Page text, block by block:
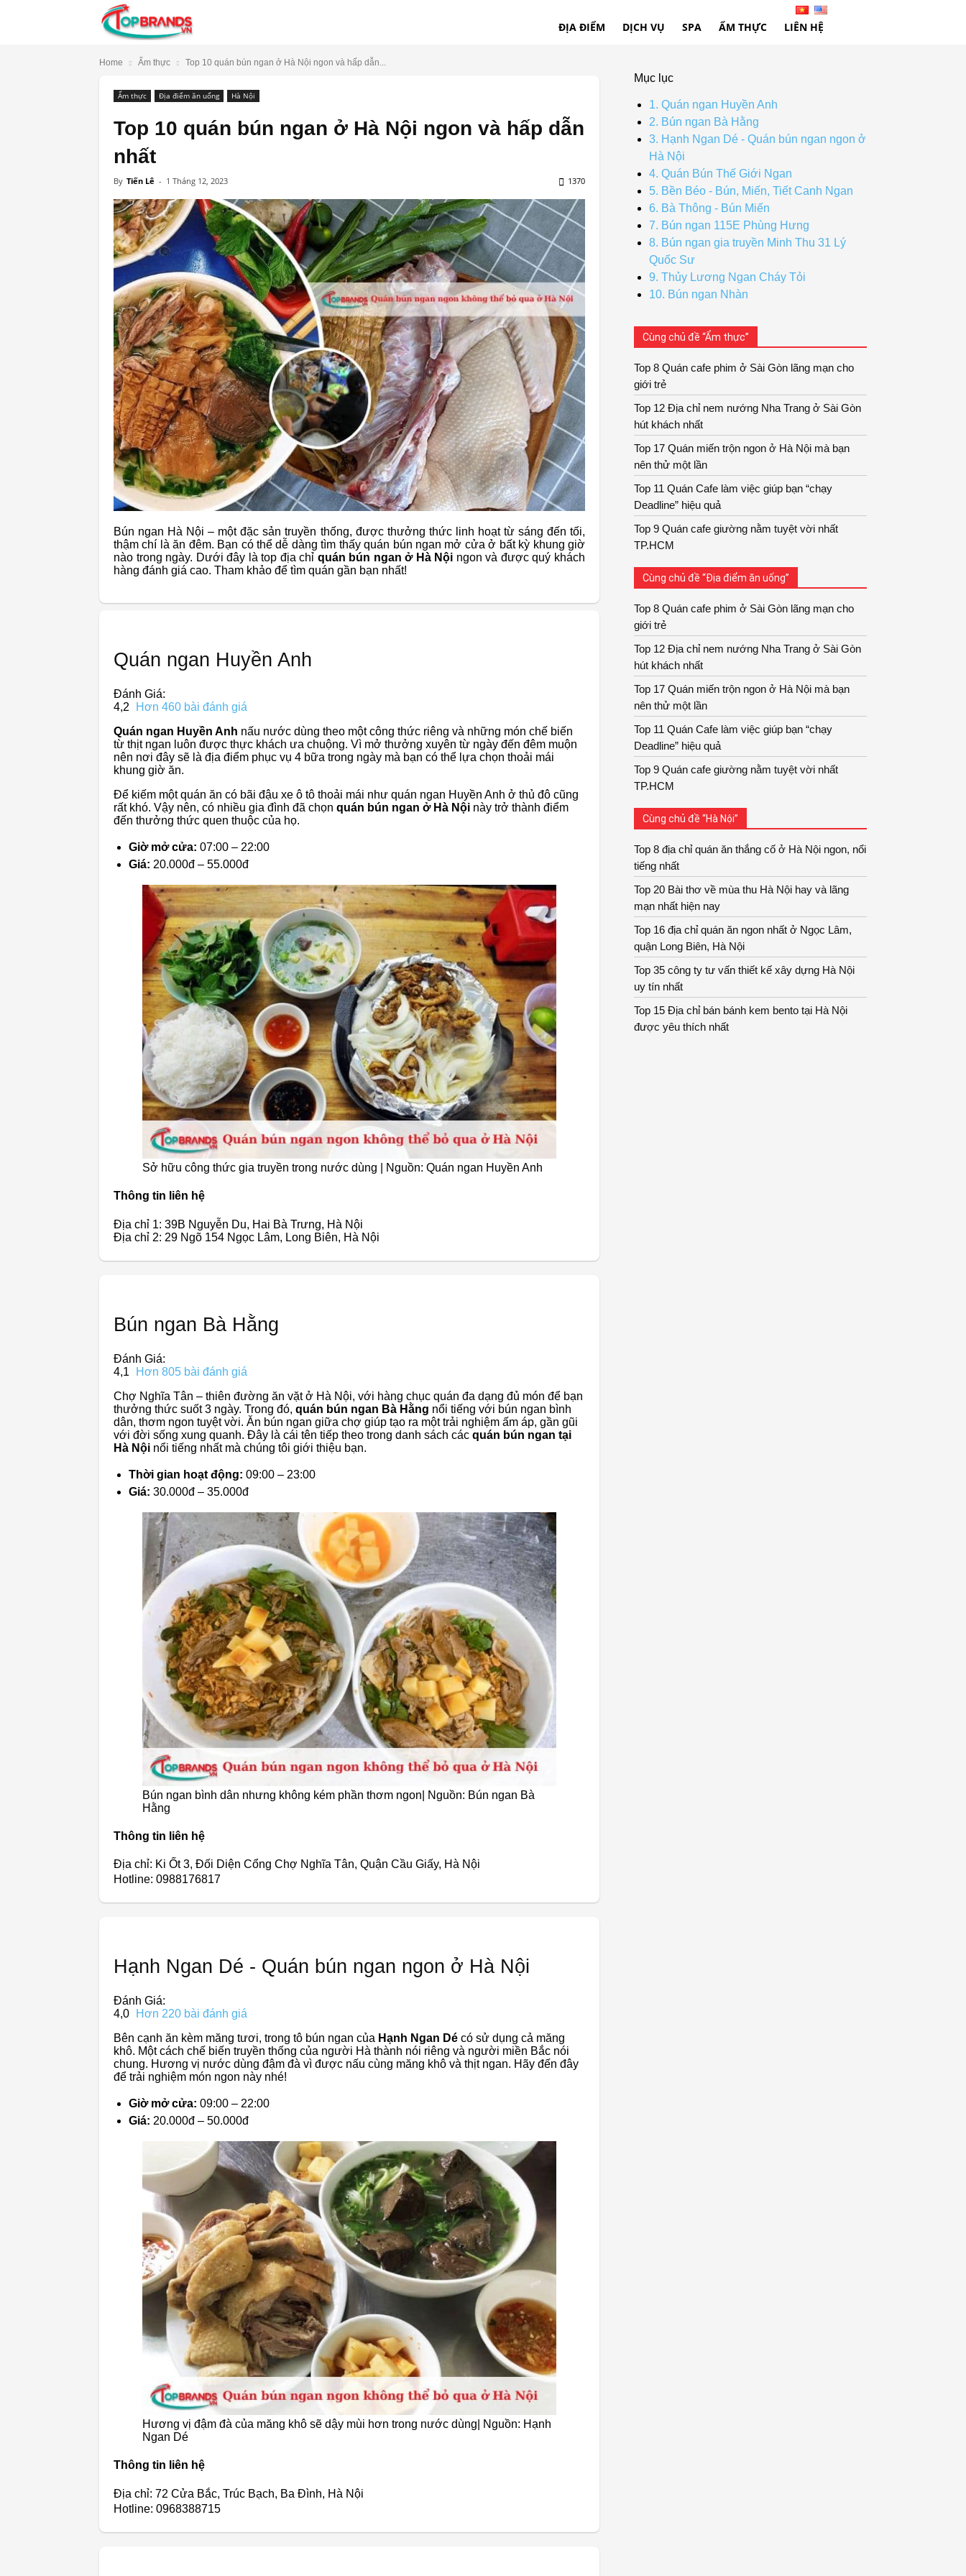
ĐỊA ĐIỂM DỊCH VỤ SPA ẨM THỰC LIÊN HỆ
Home Ẩm thực Top 10 quán bún ngan ở Hà Nội ngon và hấp dẫn...
Ẩm thực Địa điểm ăn uống Hà Nội
Top 10 quán bún ngan ở Hà Nội ngon và hấp dẫn
nhất
By Tiến Lê - 1 Tháng 12, 2023 1370
Bún ngan Hà Nội – một đặc sản truyền thống, được thưởng thức linh hoạt từ sáng đến tối,
thậm chí là ăn đêm. Bạn có thể dễ dàng tìm thấy quán bún ngan mở cửa ở bất kỳ khung giờ
nào trong ngày. Dưới đây là top địa chỉ quán bún ngan ở Hà Nội ngon và được quý khách
hàng đánh giá cao. Tham khảo để tìm quán gần bạn nhất!
Quán ngan Huyền Anh
Đánh Giá:
4,2
Hơn 460 bài đánh giá
Quán ngan Huyền Anh nấu nước dùng theo một công thức riêng và những món chế biến
từ thịt ngan luôn được thực khách ưa chuộng. Vì mở thưởng xuyên từ ngày đến đêm muộn
nên nơi đây sẽ là địa điểm phục vụ 4 bữa trong ngày mà bạn có thể lựa chọn thoải mái
khung giờ ăn.
Để kiếm một quán ăn có bãi đậu xe ô tô thoải mái như quán ngan Huyền Anh ở thủ đô cũng
rất khó. Vậy nên, có nhiều gia đình đã chọn quán bún ngan ở Hà Nội này trở thành điểm
đến thưởng thức quen thuộc của họ.
Giờ mở cửa: 07:00 – 22:00
Giá: 20.000đ – 55.000đ
Sở hữu công thức gia truyền trong nước dùng | Nguồn: Quán ngan Huyền Anh
Thông tin liên hệ
Địa chỉ 1: 39B Nguyễn Du, Hai Bà Trưng, Hà Nội
Địa chỉ 2: 29 Ngõ 154 Ngọc Lâm, Long Biên, Hà Nội
Bún ngan Bà Hằng
Đánh Giá:
4,1
Hơn 805 bài đánh giá
Chợ Nghĩa Tân – thiên đường ăn vặt ở Hà Nội, với hàng chục quán đa dạng đủ món để bạn
thưởng thức suốt 3 ngày. Trong đó, quán bún ngan Bà Hằng nổi tiếng với bún ngan bình
dân, thơm ngon tuyệt vời. Ăn bún ngan giữa chợ giúp tạo ra một trải nghiệm ấm áp, gần gũi
với đời sống xung quanh. Đây là cái tên tiếp theo trong danh sách các quán bún ngan tại
Hà Nội nổi tiếng nhất mà chúng tôi giới thiệu bạn.
Thời gian hoạt động: 09:00 – 23:00
Giá: 30.000đ – 35.000đ
Bún ngan bình dân nhưng không kém phần thơm ngon| Nguồn: Bún ngan Bà
Hằng
Thông tin liên hệ
Địa chỉ: Ki Ốt 3, Đối Diện Cổng Chợ Nghĩa Tân, Quận Cầu Giấy, Hà Nội
Hotline: 0988176817
Hạnh Ngan Dé - Quán bún ngan ngon ở Hà Nội
Đánh Giá:
4,0
Hơn 220 bài đánh giá
Bên cạnh ăn kèm măng tươi, trong tô bún ngan của Hạnh Ngan Dé có sử dụng cả măng
khô. Một cách chế biến truyền thống của người Hà thành nói riêng và người miền Bắc nói
chung. Hương vị nước dùng đậm đà vì được nấu cùng măng khô và thịt ngan. Hãy đến đây
để trải nghiệm món ngon này nhé!
Giờ mở cửa: 09:00 – 22:00
Giá: 20.000đ – 50.000đ
Hương vị đậm đà của măng khô sẽ dậy mùi hơn trong nước dùng| Nguồn: Hạnh
Ngan Dé
Thông tin liên hệ
Địa chỉ: 72 Cửa Bắc, Trúc Bạch, Ba Đình, Hà Nội
Hotline: 0968388715
Mục lục
1. Quán ngan Huyền Anh
2. Bún ngan Bà Hằng
3. Hạnh Ngan Dé - Quán bún ngan ngon ở
Hà Nội
4. Quán Bún Thế Giới Ngan
5. Bền Béo - Bún, Miến, Tiết Canh Ngan
6. Bà Thông - Bún Miến
7. Bún ngan 115E Phùng Hưng
8. Bún ngan gia truyền Minh Thu 31 Lý
Quốc Sư
9. Thủy Lương Ngan Cháy Tỏi
10. Bún ngan Nhàn
Cùng chủ đề “Ẩm thực”
Top 8 Quán cafe phim ở Sài Gòn lãng mạn cho
giới trẻ
Top 12 Địa chỉ nem nướng Nha Trang ở Sài Gòn
hút khách nhất
Top 17 Quán miến trộn ngon ở Hà Nội mà bạn
nên thử một lần
Top 11 Quán Cafe làm việc giúp bạn “chạy
Deadline” hiệu quả
Top 9 Quán cafe giường nằm tuyệt vời nhất
TP.HCM
Cùng chủ đề “Địa điểm ăn uống”
Top 8 Quán cafe phim ở Sài Gòn lãng mạn cho
giới trẻ
Top 12 Địa chỉ nem nướng Nha Trang ở Sài Gòn
hút khách nhất
Top 17 Quán miến trộn ngon ở Hà Nội mà bạn
nên thử một lần
Top 11 Quán Cafe làm việc giúp bạn “chạy
Deadline” hiệu quả
Top 9 Quán cafe giường nằm tuyệt vời nhất
TP.HCM
Cùng chủ đề “Hà Nội”
Top 8 địa chỉ quán ăn thắng cố ở Hà Nội ngon, nổi
tiếng nhất
Top 20 Bài thơ về mùa thu Hà Nội hay và lãng
mạn nhất hiện nay
Top 16 địa chỉ quán ăn ngon nhất ở Ngọc Lâm,
quận Long Biên, Hà Nội
Top 35 công ty tư vấn thiết kế xây dựng Hà Nội
uy tín nhất
Top 15 Địa chỉ bán bánh kem bento tại Hà Nội
được yêu thích nhất